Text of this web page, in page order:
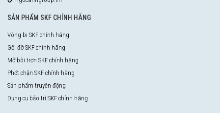
SẢN PHẨM SKF CHÍNH HÃNG
Vòng bi SKF chính hãng
Gối đỡ SKF chính hãng
Mỡ bôi trơn SKF chính hãng
Phớt chặn SKF chính hãng
Sản phẩm truyền động
Dụng cụ bảo trì SKF chính hãng